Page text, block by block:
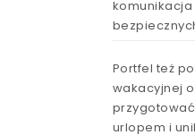
Portfel też
wakacyjnej
urlopem i